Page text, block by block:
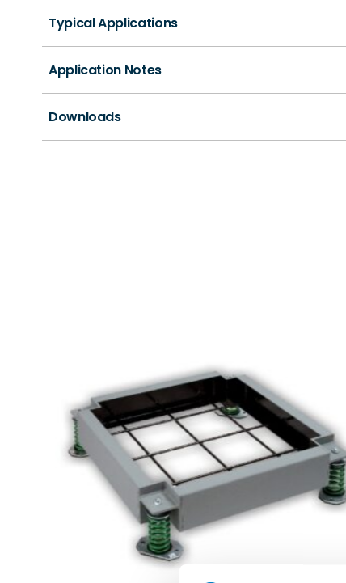
Typical Applications
Application Notes
Downloads